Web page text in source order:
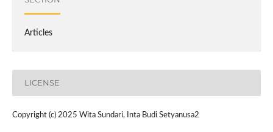
Articles
LICENSE
Copyright (c) 2025 Wita Sundari, Inta Budi Setyanusa2